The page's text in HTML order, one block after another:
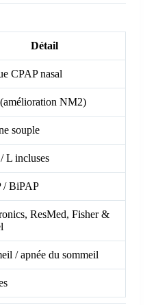
Détail
CPAP nasal
NM2)
souple
L incluses
/ BiPAP
ResMed, Fisher &
/ apnée du sommeil